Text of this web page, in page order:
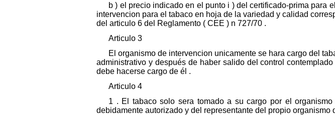
b ) el precio indicado en el punto i ) del certificado-prima para
intervencion para el tabaco en hoja de la variedad y calidad
del articulo 6 del Reglamento ( CEE ) n 727/70 .
Articulo 3
El organismo de intervencion unicamente se hara cargo del
administrativo y después de haber salido del control
debe hacerse cargo de él .
Articulo 4
1 . El tabaco solo sera tomado a su cargo por el
debidamente autorizado y del representante del propio organismo